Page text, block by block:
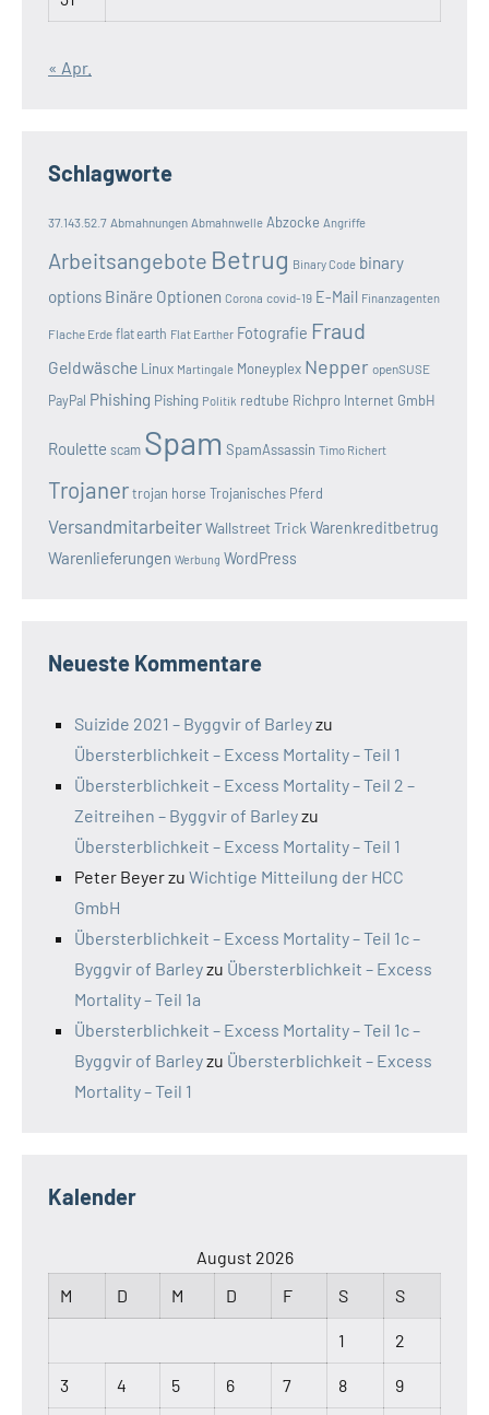
« Apr.
Schlagworte
37.143.52.7 Abmahnungen Abmahnwelle Abzocke Angriffe
Arbeitsangebote Betrug Binary Code binary
options Binäre Optionen Corona covid-19 E-Mail Finanzagenten
Flache Erde flat earth Flat Earther Fotografie Fraud
Geldwäsche Linux Martingale Moneyplex Nepper openSUSE
PayPal Phishing Pishing Politik redtube Richpro Internet GmbH
Roulette scam Spam SpamAssassin Timo Richert
Trojanertrojan horse Trojanisches Pferd
VersandmitarbeiterWallstreet Trick Warenkreditbetrug
Warenlieferungen Werbung WordPress
Neueste Kommentare
Suizide 2021 – Byggvir of Barleyzu
Übersterblichkeit – Excess Mortality – Teil 1
Übersterblichkeit – Excess Mortality – Teil 2 –
Zeitreihen – Byggvir of Barleyzu
Übersterblichkeit – Excess Mortality – Teil 1
Peter Beyerzu Wichtige Mitteilung der HCC
GmbH
Übersterblichkeit – Excess Mortality – Teil 1c –
Byggvir of Barleyzu Übersterblichkeit – Excess
Mortality – Teil 1a
Übersterblichkeit – Excess Mortality – Teil 1c –
Byggvir of Barleyzu Übersterblichkeit – Excess
Mortality – Teil 1
Kalender
August 2026
M
D M D F S S
1 2
3 4 5 6 7 8 9